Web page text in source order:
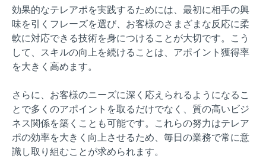
効果的なテレアポを実践するためには、最初に相手の興
味を引くフレーズを選び、お客様のさまざまな反応に柔
軟に対応できる技術を身につけることが大切です。こう
して、スキルの向上を続けることは、アポイント獲得率
を大きく高めます。
さらに、お客様のニーズに深く応えられるようになるこ
とで多くのアポイントを取るだけでなく、質の高いビジ
ネス関係を築くことも可能です。これらの努力はテレア
ポの効率を大きく向上させるため、毎日の業務で常に意
識し取り組むことが求められます。